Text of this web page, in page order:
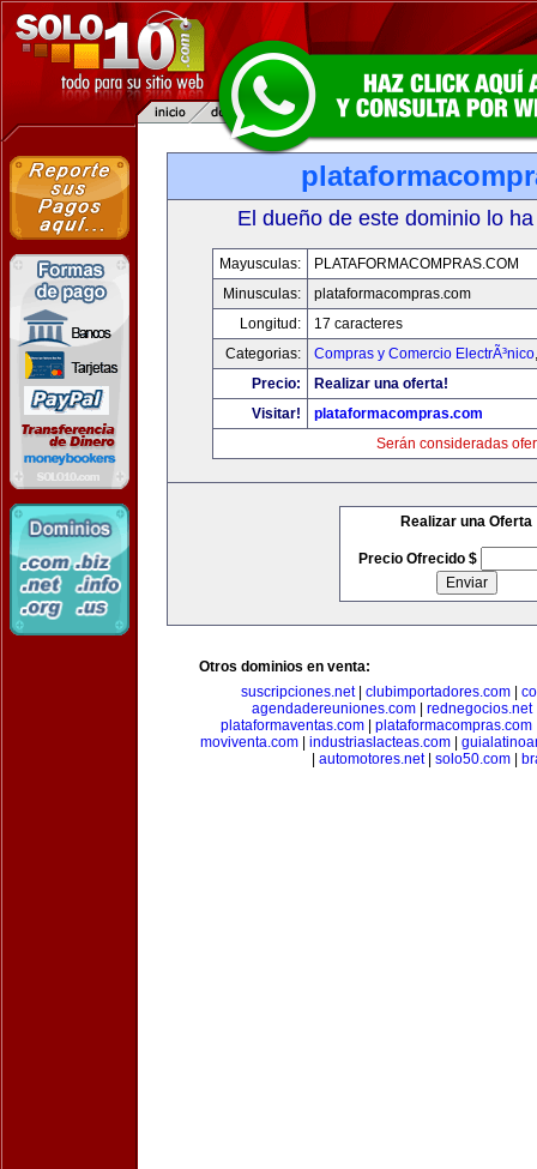
El dueño de este dominio lo
Mayusculas:
PLATAFORMACOMPRAS.COM
Minusculas:
plataformacompras.com
Longitud:
17 caracteres
Categorias:
Compras y Comercio ElectrÃ³nico
Precio:
Realizar una oferta!
Visitar!
plataformacompras.com
Serán consideradas
Realizar una Oferta
Precio Ofrecido $
Otros dominios en venta:
suscripciones.net| clubimportadores.com
agendadereuniones.com| rednegocios.net
plataformaventas.com
plataformacompras.com
moviventa.com| industriaslacteas.com|
automotores.net| solo50.com